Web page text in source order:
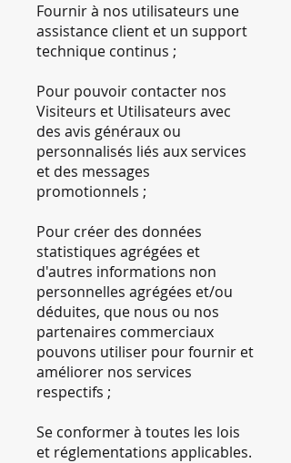
Fournir à nos utilisateurs une
assistance client et un support
technique continus ;
Pour pouvoir contacter nos
Visiteurs et Utilisateurs avec
des avis généraux ou
personnalisés liés aux services
et des messages
promotionnels ;
Pour créer des données
statistiques agrégées et
d'autres informations non
personnelles agrégées et/ou
déduites, que nous ou nos
partenaires commerciaux
pouvons utiliser pour fournir et
améliorer nos services
respectifs ;
Se conformer à toutes les lois
et réglementations applicables.